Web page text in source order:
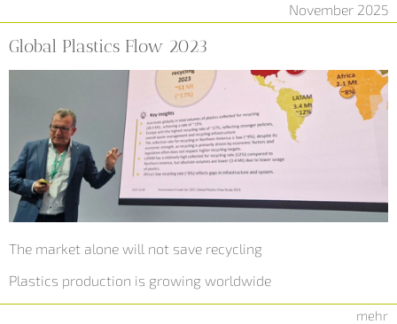
November 2025
Global Plastics Flow 2023
The market alone will not save recycling
Plastics production is growing worldwide
mehr